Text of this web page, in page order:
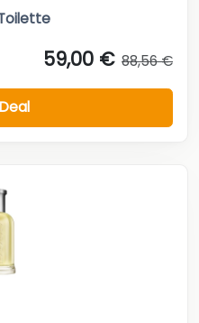
59,00 € 88,56 €